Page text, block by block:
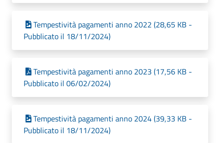
Tempestività pagamenti anno 2022 (28,65 KB -
Pubblicato il 18/11/2024)
Tempestività pagamenti anno 2023 (17,56 KB -
Pubblicato il 06/02/2024)
Tempestività pagamenti anno 2024 (39,33 KB -
Pubblicato il 18/11/2024)